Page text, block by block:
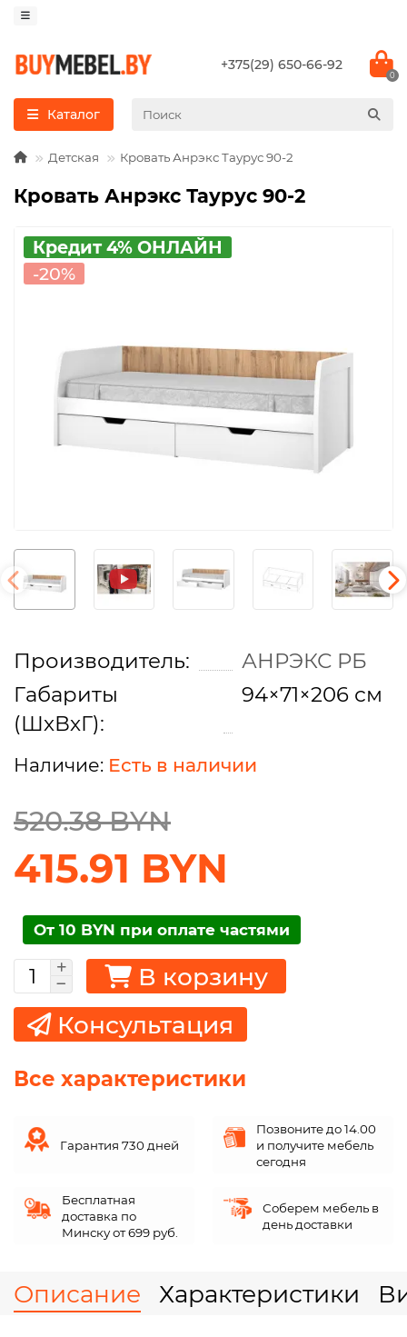
+375(29) 650-66-92
0
Каталог
Детская Кровать Анрэкс Таурус 90-2
Кровать Анрэкс Таурус 90-2
Кредит 4% ОНЛАЙН
-20%
Производитель:
АНРЭКС РБ
Габариты
(ШхВхГ):
94×71×206 см
Есть в наличии
520.38 BYN
415.91 BYN
От 10 BYN при оплате частями
В корзину
Консультация
Все характеристики
Гарантия 730 дней
Позвоните до 14.00
и получите мебель
сегодня
Бесплатная
доставка по
Минску от 699 руб.
Соберем мебель в
день доставки
Описание Характеристики